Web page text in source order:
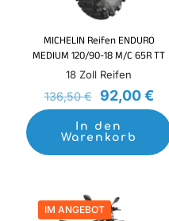
MICHELIN Reifen ENDURO
MEDIUM 120/90-18 M/C 65R TT
18 Zoll Reifen
136,50€
Preis
war:
136,50 €
92,00€
In den
Warenkorb
IM ANGEBOT